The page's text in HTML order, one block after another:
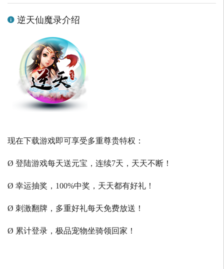
逆天仙魔录介绍
现在下载游戏即可享受多重尊贵特权：
Ø 登陆游戏每天送元宝，连续7天，天天不断！
Ø 幸运抽奖，100%中奖，天天都有好礼！
Ø 刺激翻牌，多重好礼每天免费放送！
Ø 累计登录，极品宠物坐骑领回家！